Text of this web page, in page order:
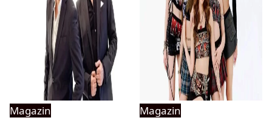
Magazin
Magazin